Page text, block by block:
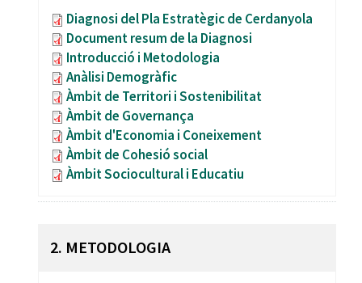
Diagnosi del Pla Estratègic de Cerdanyola
Document resum de la Diagnosi
Introducció i Metodologia
Anàlisi Demogràfic
Àmbit de Territori i Sostenibilitat
Àmbit de Governança
Àmbit d'Economia i Coneixement
Àmbit de Cohesió social
Àmbit Sociocultural i Educatiu
2. METODOLOGIA